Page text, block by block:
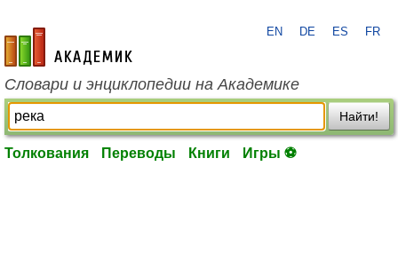
academic.ru
EN DE ES FR
Словари и энциклопедии на Академике
Найти!
Толкования Переводы Книги Игры ⚽